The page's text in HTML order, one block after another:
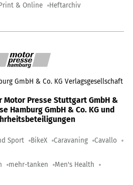
& Online Heftarchiv
GmbH & Co. KG Verlagsgesellschaft
Motor Presse Stuttgart GmbH &
Hamburg GmbH & Co. KG und
Sport BikeX Caravaning Cavallo
mehr-tanken Men's Health